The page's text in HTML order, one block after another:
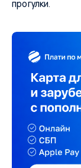
прогулки.